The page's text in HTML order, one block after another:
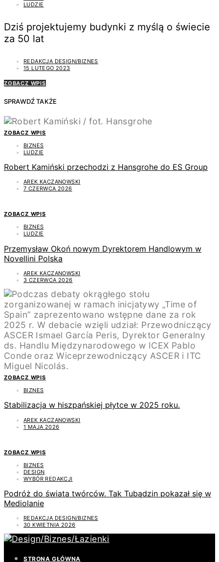
LUDZIE
Dziś projektujemy budynki z myślą o świecie
za 50 lat
REDAKCJA DESIGN/BIZNES
15 LUTEGO 2023
ZOBACZ WPIS
SPRAWDŹ TAKŻE
ZOBACZ WPIS
BIZNES
LUDZIE
Robert Kamiński przechodzi z Hansgrohe do ES Group
AREK KACZANOWSKI
7 CZERWCA 2026
ZOBACZ WPIS
BIZNES
LUDZIE
Przemysław Okoń nowym Dyrektorem Handlowym w
Novellini Polska
AREK KACZANOWSKI
3 CZERWCA 2026
ZOBACZ WPIS
BIZNES
Stabilizacja w hiszpańskiej płytce w 2025 roku.
AREK KACZANOWSKI
1 MAJA 2026
ZOBACZ WPIS
BIZNES
DESIGN
WYBÓR REDAKCJI
Podróż do świata twórców. Tak Tubądzin pokazał się w
Mediolanie
REDAKCJA DESIGN/BIZNES
30 KWIETNIA 2026
STRONA GŁÓWNA